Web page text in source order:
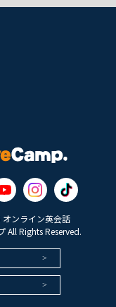
ンライン英会話
All Rights Reserved.